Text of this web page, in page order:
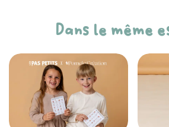
Dans le même